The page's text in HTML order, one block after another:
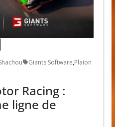
Giants Software,Plaion
Racing :
ligne de